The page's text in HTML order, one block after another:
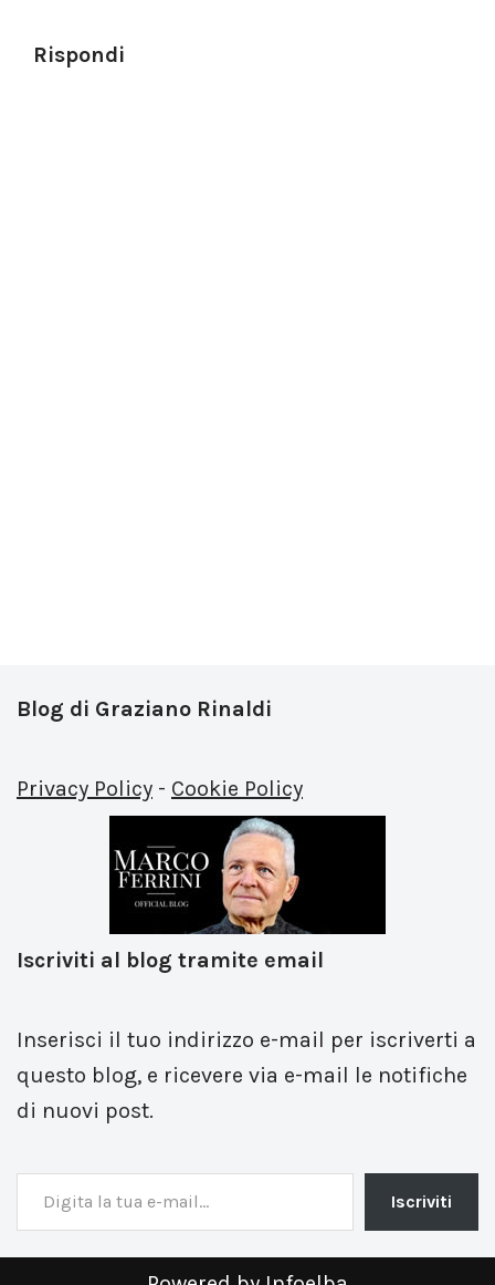
Rispondi
Blog di Graziano Rinaldi
Privacy Policy - Cookie Policy
Iscriviti al blog tramite email
Inserisci il tuo indirizzo e-mail per iscriverti a
questo blog, e ricevere via e-mail le notifiche
di nuovi post.
Iscriviti